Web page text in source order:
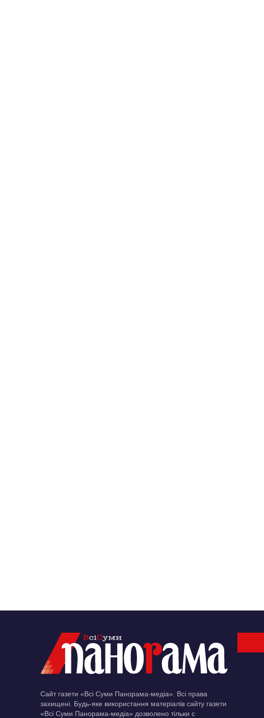
Сайт газети «Всі Суми Панорама-медіа». Всі права
захищені. Будь-яке використання матеріалів сайту газети
«Всі Суми Панорама-медіа» дозволено тільки c